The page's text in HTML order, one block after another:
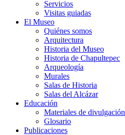
Servicios
Visitas guiadas
El Museo
Quiénes somos
Arquitectura
Historia del Museo
Historia de Chapultepec
Arqueología
Murales
Salas de Historia
Salas del Alcázar
Educación
Materiales de divulgación
Glosario
Publicaciones